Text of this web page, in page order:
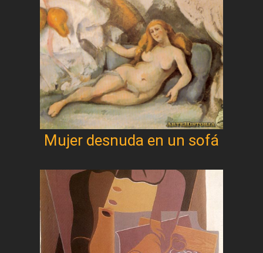
Mujer desnuda en un sofá